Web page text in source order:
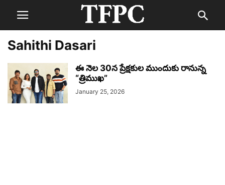
Sahithi Dasari
ఈ నెల 30న ప్రేక్షకుల ముందుకు రానున్న
“త్రిముఖ”
January 25, 2026